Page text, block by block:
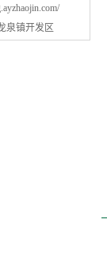
泉镇开发区